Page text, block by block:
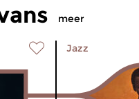
meer
Jazz